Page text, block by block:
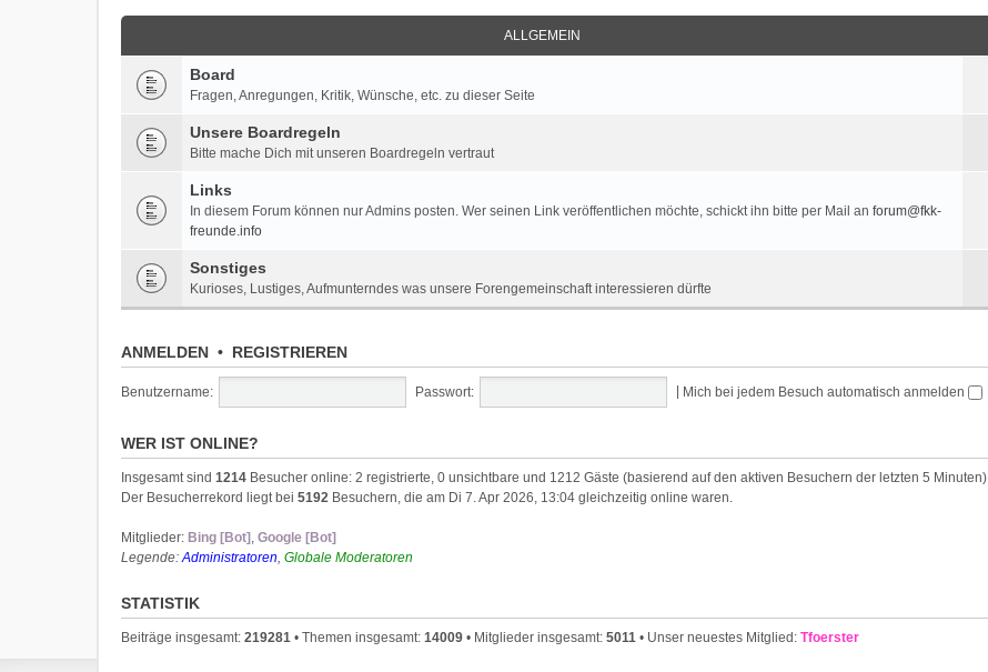
ALLGEMEIN
Board
Fragen, Anregungen, Kritik, Wünsche, etc. zu dieser Seite
Unsere Boardregeln
Bitte mache Dich mit unseren Boardregeln vertraut
Links
In diesem Forum können nur Admins posten. Wer seinen Link veröffentlichen möchte, schickt ihn bitte per Mail an forum@fkk-
freunde.info
Sonstiges
Kurioses, Lustiges, Aufmunterndes was unsere Forengemeinschaft interessieren dürfte
ANMELDEN • REGISTRIEREN
Benutzername: Passwort: Mich bei jedem Besuch automatisch anmelden
WER IST ONLINE?
Insgesamt sind 1214 Besucher online: 2 registrierte, 0 unsichtbare und 1212 Gäste (basierend auf den aktiven Besuchern der letzten 5 Minuten)
Der Besucherrekord liegt bei 5192 Besuchern, die am Di 7. Apr 2026, 13:04 gleichzeitig online waren.
Mitglieder: Bing [Bot] , Google [Bot]
Legende:Administratoren, Globale Moderatoren
STATISTIK
Beiträge insgesamt: 219281 • Themen insgesamt: 14009 • Mitglieder insgesamt: 5011 • Unser neuestes Mitglied: Tfoerster